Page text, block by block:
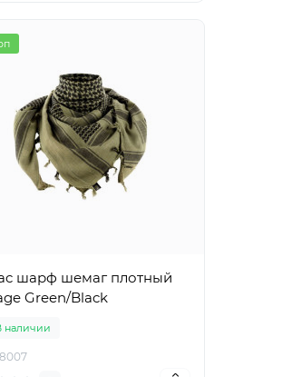
шарф шемаг плотный
Green/Black
наличии